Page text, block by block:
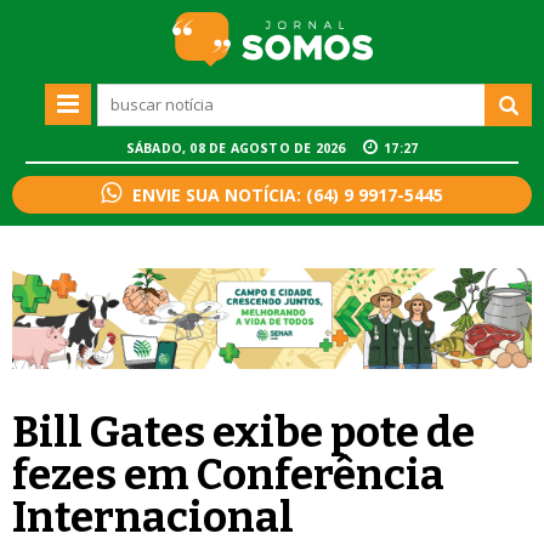
SÁBADO, 08 DE AGOSTO DE 2026 17:27
ENVIE SUA NOTÍCIA: (64) 9 9917-5445
Bill Gates exibe pote de
fezes em Conferência
Internacional